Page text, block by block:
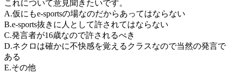
これについて意見聞きたいです。
A.仮にもe-sportsの場なのだからあってはならない
B.e-sports抜きに人として許されてはならない
C.発言者が16歳なので許されるべき
D.ネクロは確かに不快感を覚えるクラスなので当然の発言で
ある
E.その他